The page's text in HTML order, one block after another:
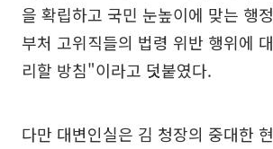
을 확립하고 국민 눈높이에 맞는 행
부처 고위직들의 법령 위반 행위에
리할 방침"이라고 덧붙였다.
다만 대변인실은 김 청장의 중대한